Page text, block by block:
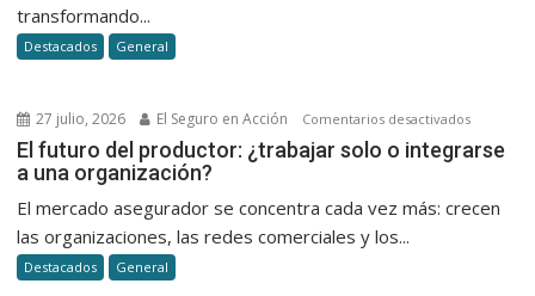
la
atención
cliente
transformando...
Destacados General
27 julio, 2026 El Seguro en Acción Comentarios desactivadosen
El
El futuro del productor: ¿trabajar solo o integrarse
a una organización?
El mercado asegurador se concentra cada vez más: crecen
las organizaciones, las redes comerciales y los...
Destacados General